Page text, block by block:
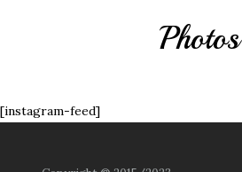
Photos
[instagram-feed]